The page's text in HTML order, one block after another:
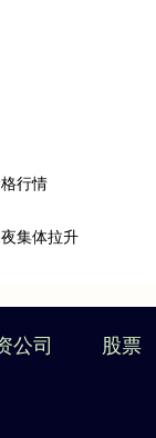
行情
集体拉升
公司
股票